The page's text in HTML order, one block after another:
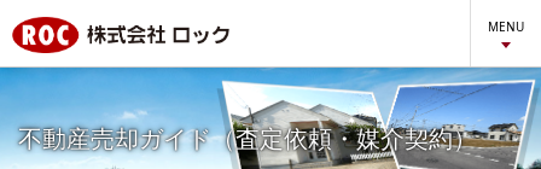
MENU
不動産売却ガイド（査定依頼・媒介契約）